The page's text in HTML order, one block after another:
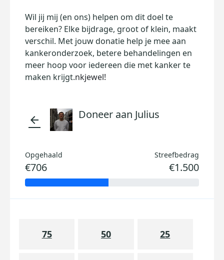
Wil jij mij (en ons) helpen om dit doel te
bereiken? Elke bijdrage, groot of klein, maakt
verschil. Met jouw donatie help je mee aan
kankeronderzoek, betere behandelingen en
meer hoop voor iedereen die met kanker te
maken krijgt.nkjewel!
arrow_back Doneer aan Julius
Opgehaald
€706
Streefbedrag
€1.500
75 50 25